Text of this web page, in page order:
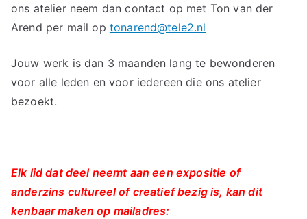
ons atelier neem dan contact op met Ton van der
Arend per mail op tonarend@tele2.nl
Jouw werk is dan 3 maanden lang te bewonderen
voor alle leden en voor iedereen die ons atelier
bezoekt.
Elk lid dat deel neemt aan een expositie of
anderzins cultureel of creatief bezig is, kan dit
kenbaar maken op mailadres: